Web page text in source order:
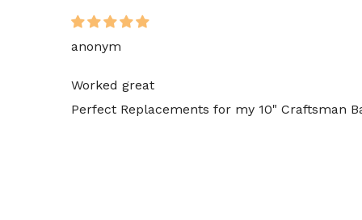
anonym
Worked great
Perfect Replacements for my 10" Craftsman